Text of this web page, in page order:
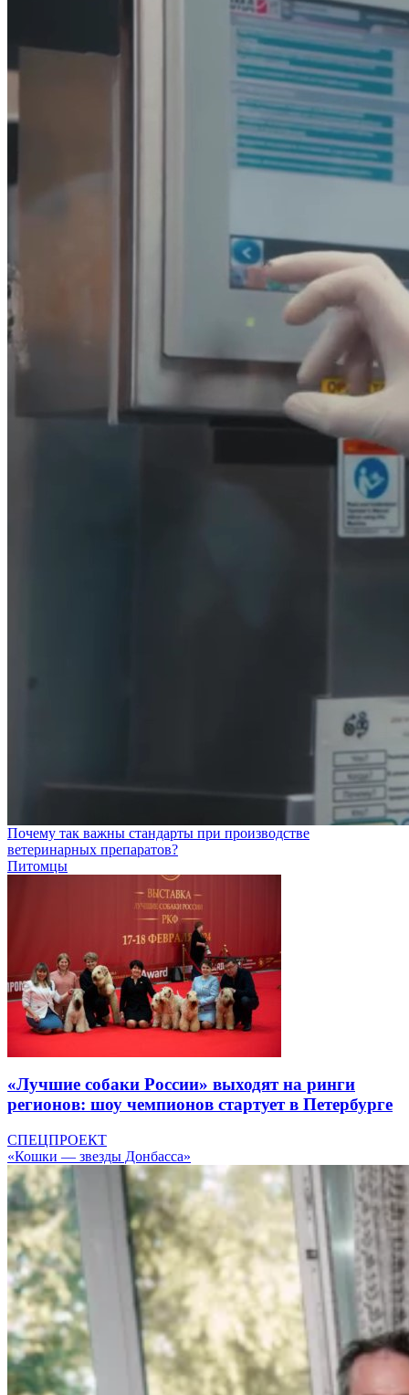
Почему так важны стандарты при производстве
ветеринарных препаратов?
Питомцы
«Лучшие собаки России» выходят на ринги
регионов: шоу чемпионов стартует в Петербурге
СПЕЦПРОЕКТ
«Кошки — звезды Донбасса»